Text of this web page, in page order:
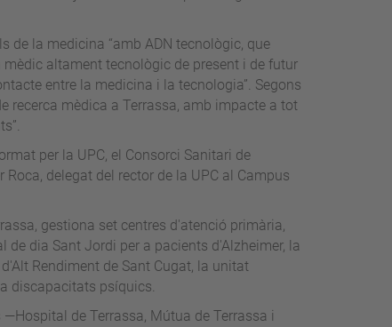
de la medicina “amb ADN tecnològic, que
altament tecnològic de present i de futur
entre la medicina i la tecnologia”. Segons
recerca mèdica a Terrassa, amb impacte a tot
per la UPC, el Consorci Sanitari de
delegat del rector de la UPC al Campus
gestiona set centres d'atenció primària,
dia Sant Jordi per a pacients d'Alzheimer, la
Rendiment de Sant Cugat, la unitat
discapacitats psíquics.
de Terrassa, Mútua de Terrassa i